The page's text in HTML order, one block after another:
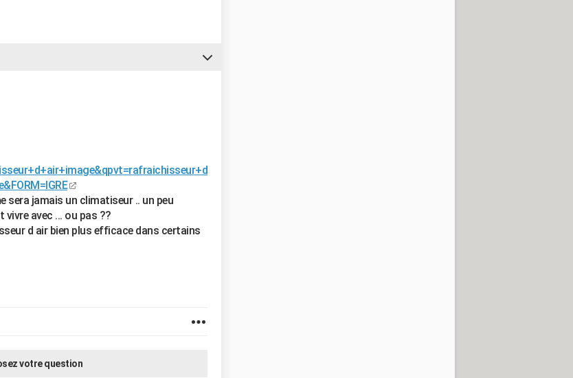
sera jamais un climatiseur .. un peu
avec ... ou pas ??
d air bien plus efficace dans certains
votre question